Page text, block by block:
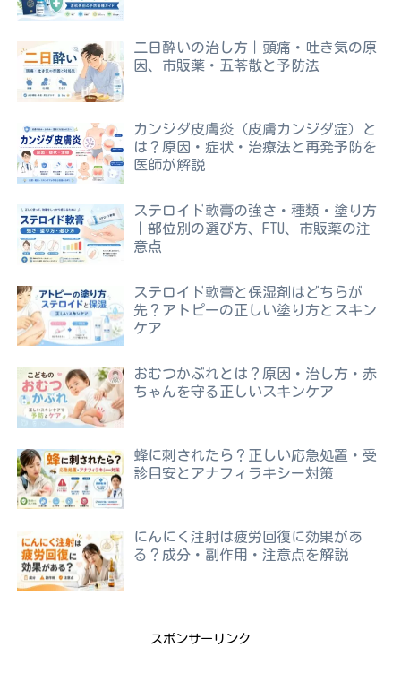
二日酔いの治し方｜頭痛・吐き気の原
因、市販薬・五苓散と予防法
カンジダ皮膚炎（皮膚カンジダ症）と
は？原因・症状・治療法と再発予防を
医師が解説
ステロイド軟膏の強さ・種類・塗り方
｜部位別の選び方、FTU、市販薬の注
意点
ステロイド軟膏と保湿剤はどちらが
先？アトピーの正しい塗り方とスキン
ケア
おむつかぶれとは？原因・治し方・赤
ちゃんを守る正しいスキンケア
蜂に刺されたら？正しい応急処置・受
診目安とアナフィラキシー対策
にんにく注射は疲労回復に効果があ
る？成分・副作用・注意点を解説
スポンサーリンク